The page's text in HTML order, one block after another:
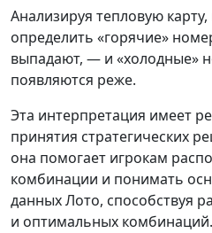
Анализируя тепловую карту,
определить «горячие»
выпадают, — и «холодные»
появляются реже.
Эта интерпретация имеет
принятия стратегических
она помогает игрокам
комбинации и понимать
данных Лото, способствуя
и оптимальных комбинаций.